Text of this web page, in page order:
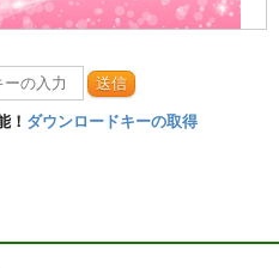
送信
！ ダウンロードキーの取得